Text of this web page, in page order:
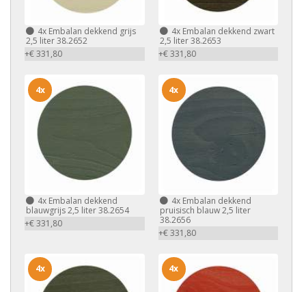
4x Embalan dekkend grijs
2,5 liter 38.2652
+€ 331,80
4xEmbalan dekkend zwart
2,5 liter 38.2653
+€ 331,80
4x Embalan dekkend
blauwgrijs 2,5 liter 38.2654
+€ 331,80
4x
4xEmbalan dekkend
pruisisch blauw 2,5 liter
38.2656
+€ 331,80
4x
4x 4x